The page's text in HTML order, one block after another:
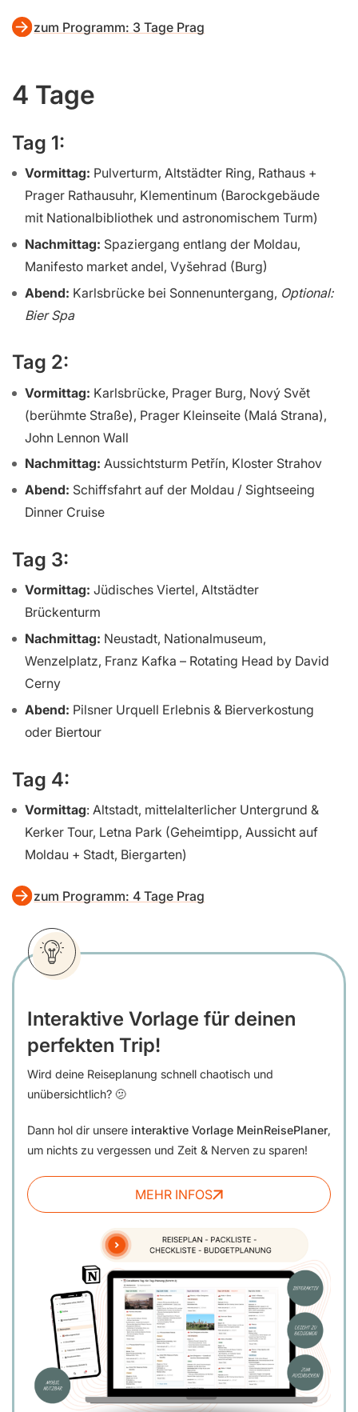
zum Programm: 3 Tage Prag
4 Tage
Tag 1:
Vormittag: Pulverturm, Altstädter Ring, Rathaus +
Prager Rathausuhr, Klementinum (Barockgebäude
mit Nationalbibliothek und astronomischem Turm)
Nachmittag: Spaziergang entlang der Moldau,
Manifesto market andel, Vyšehrad (Burg)
Abend: Karlsbrücke bei Sonnenuntergang, Optional:
Bier Spa
Tag 2:
Vormittag: Karlsbrücke, Prager Burg, Nový Svět
(berühmte Straße), Prager Kleinseite (Malá Strana),
John Lennon Wall
Nachmittag: Aussichtsturm Petřín, Kloster Strahov
Abend: Schiffsfahrt auf der Moldau / Sightseeing
Dinner Cruise
Tag 3:
Vormittag: Jüdisches Viertel, Altstädter
Brückenturm
Nachmittag: Neustadt, Nationalmuseum,
Wenzelplatz, Franz Kafka – Rotating Head by David
Cerny
Abend: Pilsner Urquell Erlebnis & Bierverkostung
oder Biertour
Tag 4:
Vormittag: Altstadt, mittelalterlicher Untergrund &
Kerker Tour, Letna Park (Geheimtipp, Aussicht auf
Moldau + Stadt, Biergarten)
zum Programm: 4 Tage Prag
Interaktive Vorlage für deinen
perfekten Trip!
Wird deine Reiseplanung schnell chaotisch und
unübersichtlich? 🫤
Dann hol dir unsere interaktive Vorlage MeinReisePlaner,
um nichts zu vergessen und Zeit & Nerven zu sparen!
MEHR INFOS